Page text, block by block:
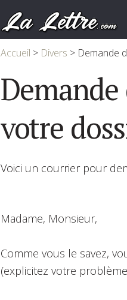
Accueil > Divers > Demande
votre
Voici un courrier pour
Madame, Monsieur,
Comme vous le savez,
(explicitez votre